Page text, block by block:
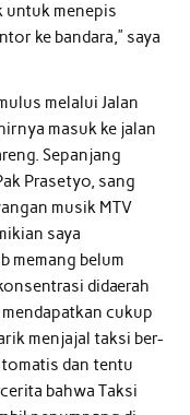
untuk menepis
ke bandara,” saya
melalui Jalan
masuk ke jalan
Sepanjang
Prasetyo, sang
musik MTV
saya
memang belum
didaerah
cukup
menjajal taksi ber-
dan tentu
bahwa Taksi